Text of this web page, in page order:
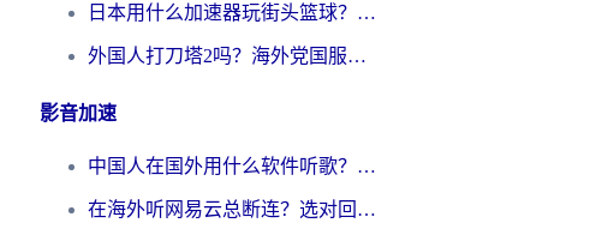
日本用什么加速器玩街头篮球？海外党国服游戏不卡顿的终极攻略
外国人打刀塔2吗？海外党国服游戏加速避坑全攻略
影音加速
中国人在国外用什么软件听歌？别再被地域限制卡脖子，这篇教你轻松解锁国内音乐库
在海外听网易云总断连？选对回国加速器，告别地区限制和卡顿